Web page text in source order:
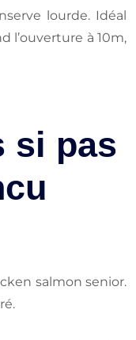
lourde. Idéal
l’ouverture à 10m,
si pas
salmon senior.